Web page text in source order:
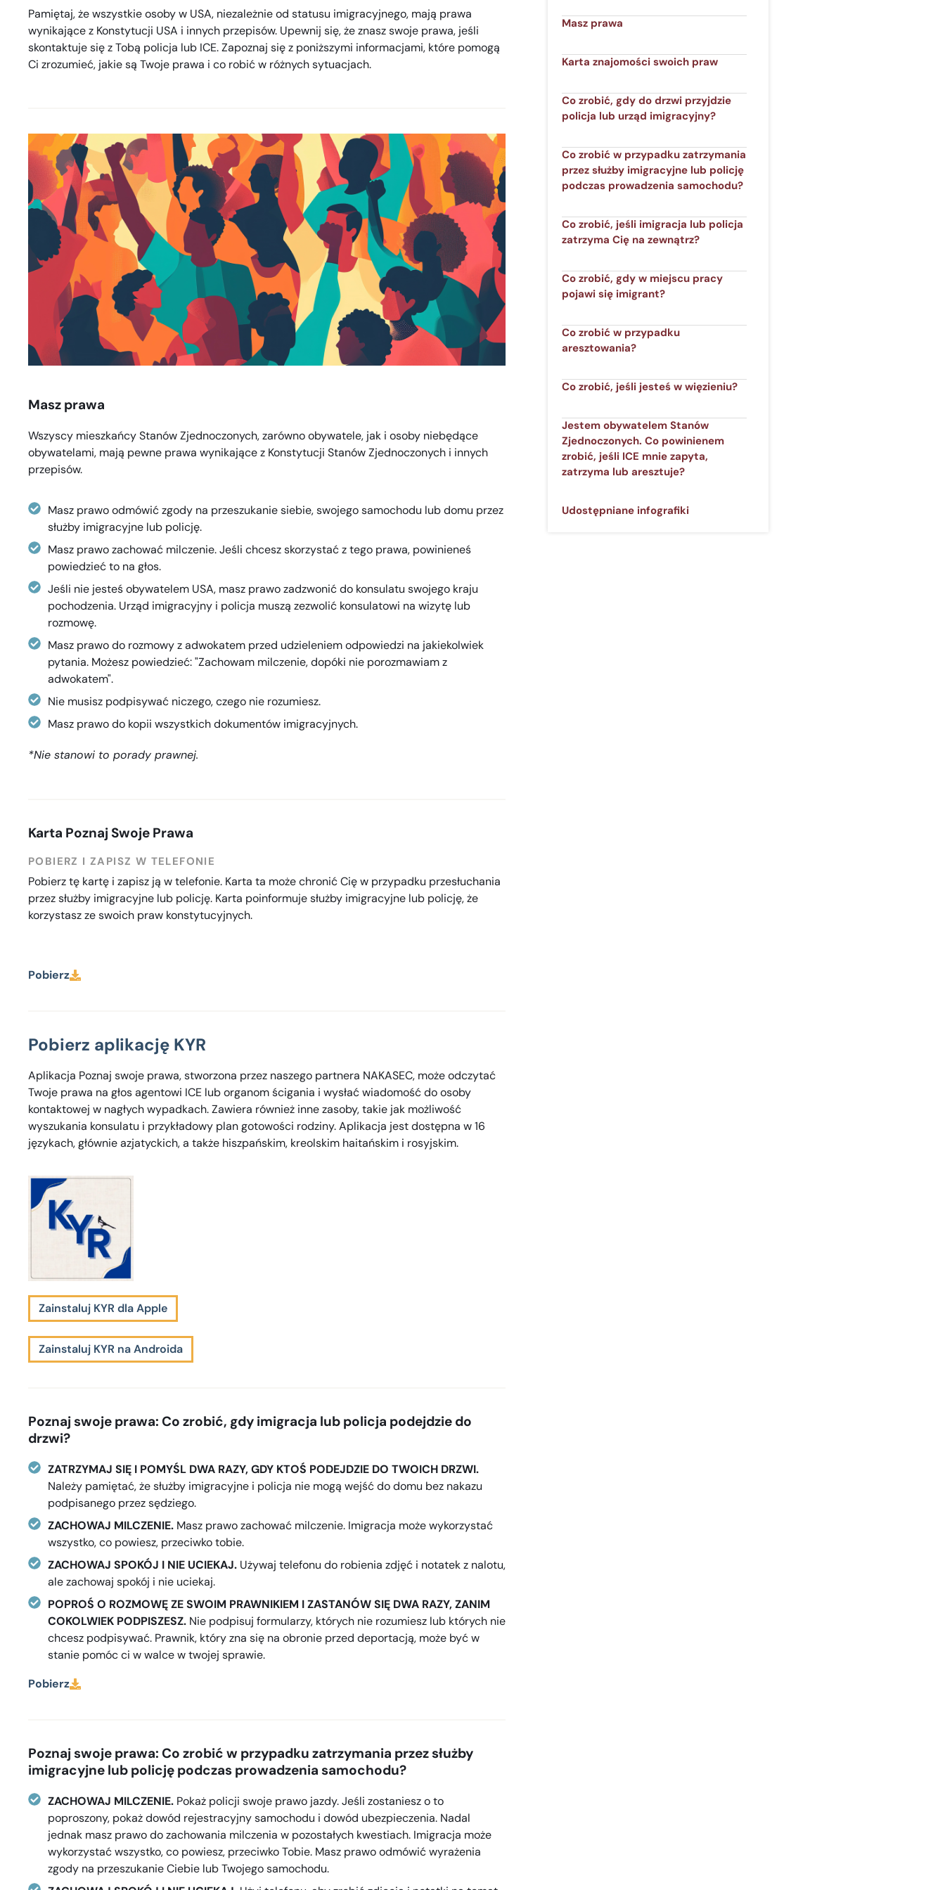
Pamiętaj, że wszystkie osoby w USA, niezależnie od statusu imigracyjnego, mają prawa
wynikające z Konstytucji USA i innych przepisów. Upewnij się, że znasz swoje prawa, jeśli
skontaktuje się z Tobą policja lub ICE. Zapoznaj się z poniższymi informacjami, które pomogą
Ci zrozumieć, jakie są Twoje prawa i co robić w różnych sytuacjach.
Masz prawa
Wszyscy mieszkańcy Stanów Zjednoczonych, zarówno obywatele, jak i osoby niebędące
obywatelami, mają pewne prawa wynikające z Konstytucji Stanów Zjednoczonych i innych
przepisów.
Masz prawo odmówić zgody na przeszukanie siebie, swojego samochodu lub domu przez
służby imigracyjne lub policję.
Masz prawo zachować milczenie. Jeśli chcesz skorzystać z tego prawa, powinieneś
powiedzieć to na głos.
Jeśli nie jesteś obywatelem USA, masz prawo zadzwonić do konsulatu swojego kraju
pochodzenia. Urząd imigracyjny i policja muszą zezwolić konsulatowi na wizytę lub
rozmowę.
Masz prawo do rozmowy z adwokatem przed udzieleniem odpowiedzi na jakiekolwiek
pytania. Możesz powiedzieć: "Zachowam milczenie, dopóki nie porozmawiam z
adwokatem".
Nie musisz podpisywać niczego, czego nie rozumiesz.
Masz prawo do kopii wszystkich dokumentów imigracyjnych.
*Nie stanowi to porady prawnej.
Karta Poznaj Swoje Prawa
POBIERZ I ZAPISZ W TELEFONIE
Pobierz tę kartę i zapisz ją w telefonie. Karta ta może chronić Cię w przypadku przesłuchania
przez służby imigracyjne lub policję. Karta poinformuje służby imigracyjne lub policję, że
korzystasz ze swoich praw konstytucyjnych.
Pobierz
Pobierz aplikację KYR
Aplikacja Poznaj swoje prawa, stworzona przez naszego partnera NAKASEC, może odczytać
Twoje prawa na głos agentowi ICE lub organom ścigania i wysłać wiadomość do osoby
kontaktowej w nagłych wypadkach. Zawiera również inne zasoby, takie jak możliwość
wyszukania konsulatu i przykładowy plan gotowości rodziny. Aplikacja jest dostępna w 16
językach, głównie azjatyckich, a także hiszpańskim, kreolskim haitańskim i rosyjskim.
Zainstaluj KYR dla Apple
Zainstaluj KYR na Androida
Poznaj swoje prawa: Co zrobić, gdy imigracja lub policja podejdzie do
drzwi?
ZATRZYMAJ SIĘ I POMYŚL DWA RAZY, GDY KTOŚ PODEJDZIE DO TWOICH DRZWI.
Należy pamiętać, że służby imigracyjne i policja nie mogą wejść do domu bez nakazu
podpisanego przez sędziego.
ZACHOWAJ MILCZENIE.Masz prawo zachować milczenie. Imigracja może wykorzystać
wszystko, co powiesz, przeciwko tobie.
ZACHOWAJ SPOKÓJ I NIE UCIEKAJ.Używaj telefonu do robienia zdjęć i notatek z nalotu,
ale zachowaj spokój i nie uciekaj.
POPROŚ O ROZMOWĘ ZE SWOIM PRAWNIKIEM I ZASTANÓW SIĘ DWA RAZY, ZANIM
COKOLWIEK PODPISZESZ.Nie podpisuj formularzy, których nie rozumiesz lub których nie
chcesz podpisywać. Prawnik, który zna się na obronie przed deportacją, może być w
stanie pomóc ci w walce w twojej sprawie.
Pobierz
Poznaj swoje prawa: Co zrobić w przypadku zatrzymania przez służby
imigracyjne lub policję podczas prowadzenia samochodu?
ZACHOWAJ MILCZENIE.Pokaż policji swoje prawo jazdy. Jeśli zostaniesz o to
poproszony, pokaż dowód rejestracyjny samochodu i dowód ubezpieczenia. Nadal
jednak masz prawo do zachowania milczenia w pozostałych kwestiach. Imigracja może
wykorzystać wszystko, co powiesz, przeciwko Tobie. Masz prawo odmówić wyrażenia
zgody na przeszukanie Ciebie lub Twojego samochodu.
Masz prawa
Karta znajomości swoich praw
Co zrobić, gdy do drzwi przyjdzie
policja lub urząd imigracyjny?
Co zrobić w przypadku zatrzymania
przez służby imigracyjne lub policję
podczas prowadzenia samochodu?
Co zrobić, jeśli imigracja lub policja
zatrzyma Cię na zewnątrz?
Co zrobić, gdy w miejscu pracy
pojawi się imigrant?
Co zrobić w przypadku
aresztowania?
Co zrobić, jeśli jesteś w więzieniu?
Jestem obywatelem Stanów
Zjednoczonych. Co powinienem
zrobić, jeśli ICE mnie zapyta,
zatrzyma lub aresztuje?
Udostępniane infografiki